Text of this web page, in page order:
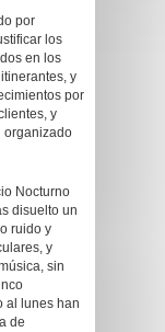
por
los
en los
y
por
y
organizado
Nocturno
disuelto un
ruido y
y
sin
al lunes han
de